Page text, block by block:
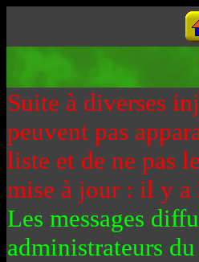
Suite à diverses
peuvent pas
liste et de ne pas
mise à jour : il y a
Les messages
administrateurs